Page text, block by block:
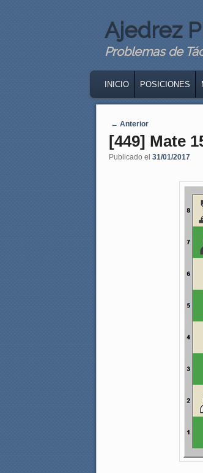
Ajedrez
Problemas de
SKIP TO PRIMARY
SKIP TO
INICIO POSICIONES
Navegaci�n de
← Anterior
[449] Mate
Publicado el 31/01/2017